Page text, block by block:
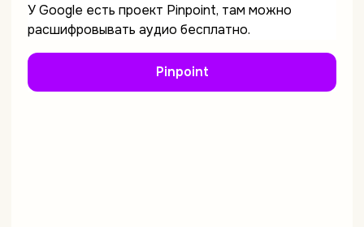
У Google есть проект Pinpoint, там можно
расшифровывать аудио бесплатно.
Pinpoint